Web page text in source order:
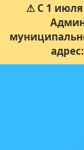
⚠ С 1 июля
адрес: